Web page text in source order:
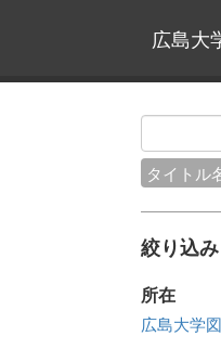
広島大
タイトル
絞り込み
所在
広島大学